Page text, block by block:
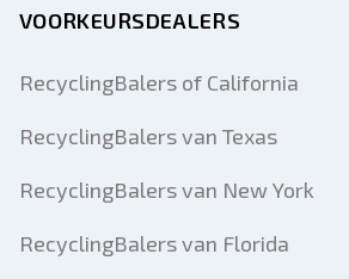
VOORKEURSDEALERS
RecyclingBalers of California
RecyclingBalers van Texas
RecyclingBalers van New York
RecyclingBalers van Florida